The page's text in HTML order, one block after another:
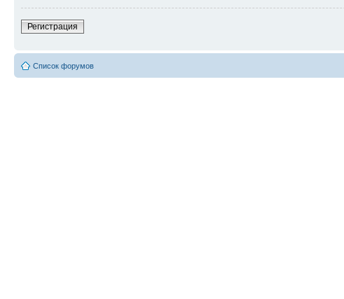
Регистрация
Список форумов